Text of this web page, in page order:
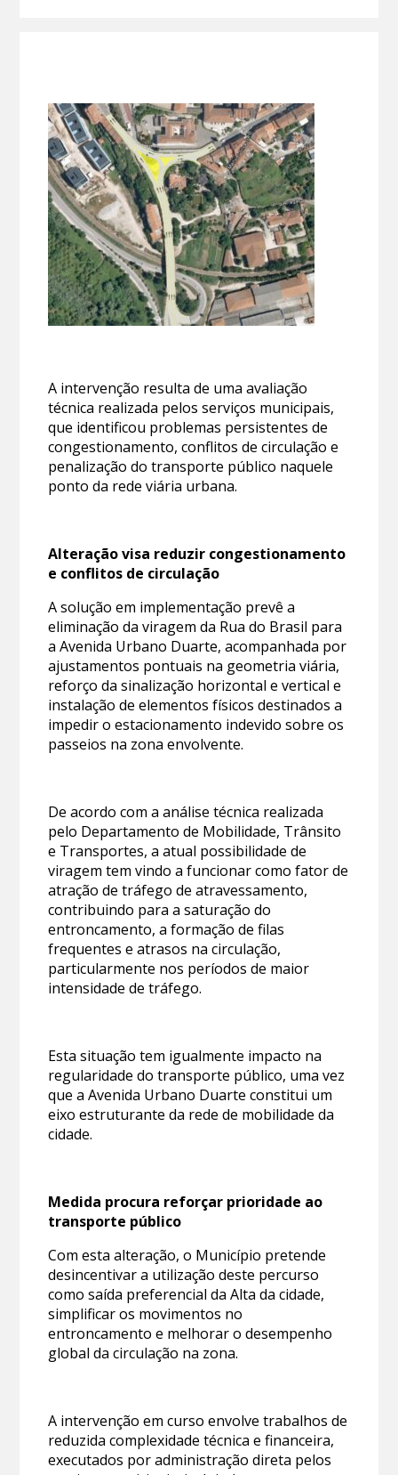
A intervenção resulta de uma avaliação
técnica realizada pelos serviços municipais,
que identificou problemas persistentes de
congestionamento, conflitos de circulação e
penalização do transporte público naquele
ponto da rede viária urbana.
Alteração visa reduzir congestionamento
e conflitos de circulação
A solução em implementação prevê a
eliminação da viragem da Rua do Brasil para
a Avenida Urbano Duarte, acompanhada por
ajustamentos pontuais na geometria viária,
reforço da sinalização horizontal e vertical e
instalação de elementos físicos destinados a
impedir o estacionamento indevido sobre os
passeios na zona envolvente.
De acordo com a análise técnica realizada
pelo Departamento de Mobilidade, Trânsito
e Transportes, a atual possibilidade de
viragem tem vindo a funcionar como fator de
atração de tráfego de atravessamento,
contribuindo para a saturação do
entroncamento, a formação de filas
frequentes e atrasos na circulação,
particularmente nos períodos de maior
intensidade de tráfego.
Esta situação tem igualmente impacto na
regularidade do transporte público, uma vez
que a Avenida Urbano Duarte constitui um
eixo estruturante da rede de mobilidade da
cidade.
Medida procura reforçar prioridade ao
transporte público
Com esta alteração, o Município pretende
desincentivar a utilização deste percurso
como saída preferencial da Alta da cidade,
simplificar os movimentos no
entroncamento e melhorar o desempenho
global da circulação na zona.
A intervenção em curso envolve trabalhos de
reduzida complexidade técnica e financeira,
executados por administração direta pelos